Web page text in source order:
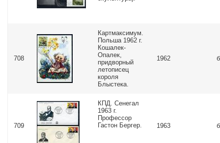
708
Картмаксимум.
Польша 1962 г.
Кошалек-
Опалек,
придворный
летописец
короля
Блыстека.
1962
709
КПД. Сенегал
1963 г.
Профессор
Гастон Бергер.
1963